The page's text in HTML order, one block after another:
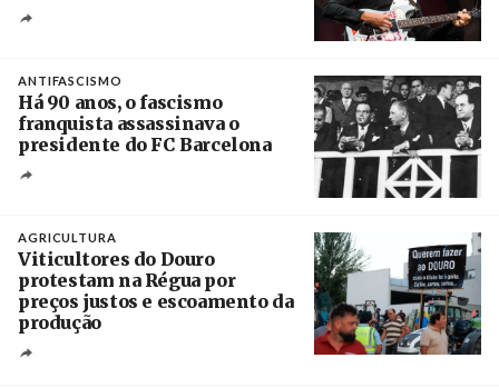
ANTIFASCISMO
Há 90 anos, o fascismo
franquista assassinava o
presidente do FC Barcelona
AGRICULTURA
Viticultores do Douro
protestam na Régua por
preços justos e escoamento da
produção